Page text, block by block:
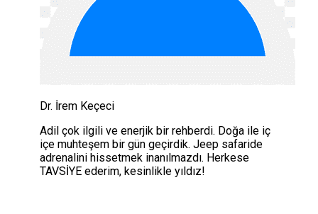
Dr. İrem Keçeci
Adil çok ilgili ve enerjik bir rehberdi. Doğa ile iç
içe muhteşem bir gün geçirdik. Jeep safaride
adrenalini hissetmek inanılmazdı. Herkese
TAVSİYE ederim, kesinlikle yıldız!